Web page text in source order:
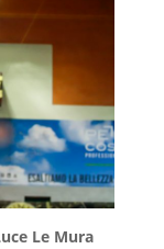
Le Mura